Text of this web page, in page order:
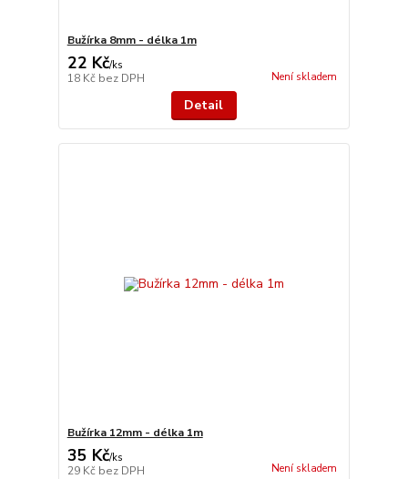
Bužírka 8mm - délka 1m
22 Kč/ks
18 Kč bez DPH Není skladem
Detail
Bužírka 12mm - délka 1m
35 Kč/ks
29 Kč bez DPH Není skladem